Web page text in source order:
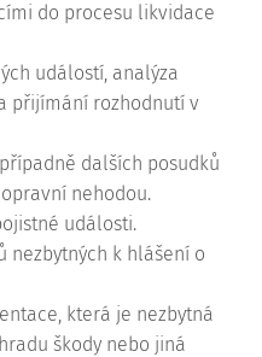
do procesu likvidace
událostí, analýza
přijímání rozhodnutí v
dalších posudků
nehodou.
události.
nezbytných k hlášení o
která je nezbytná
škody nebo jiná